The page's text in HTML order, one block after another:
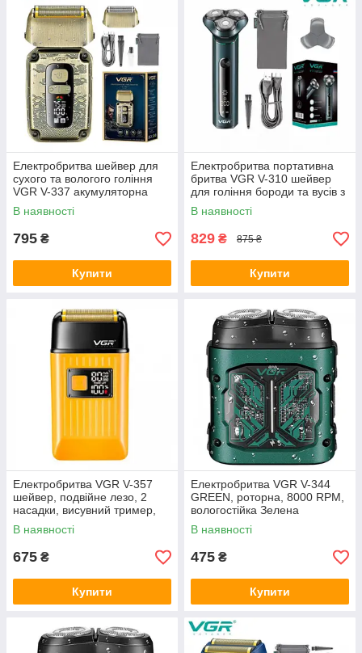
Електробритва шейвер для
сухого та вологого гоління
VGR V-337 акумуляторна
бритва
В наявності
795 ₴
Купити
Електробритва портативна
бритва VGR V-310 шейвер
для гоління бороди та вусів з
акумулятором
В наявності
829 ₴ 875 ₴
Купити
Електробритва VGR V-357
шейвер, подвійне лезо, 2
насадки, висувний тример,
IPX6 Золотий
В наявності
675 ₴
Купити
Електробритва VGR V-344
GREEN, роторна, 8000 RPM,
вологостійка Зелена
В наявності
475 ₴
Купити